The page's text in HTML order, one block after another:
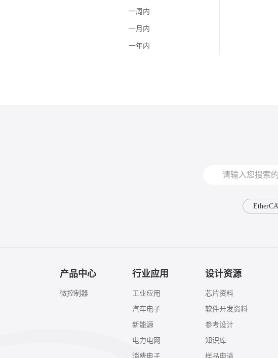
一周内
一月内
一年内
产品中心
微控制器
行业应用
工业应用
汽车电子
新能源
电力电网
消费电子
设计资源
芯片资料
软件开发资料
参考设计
知识库
样品申请